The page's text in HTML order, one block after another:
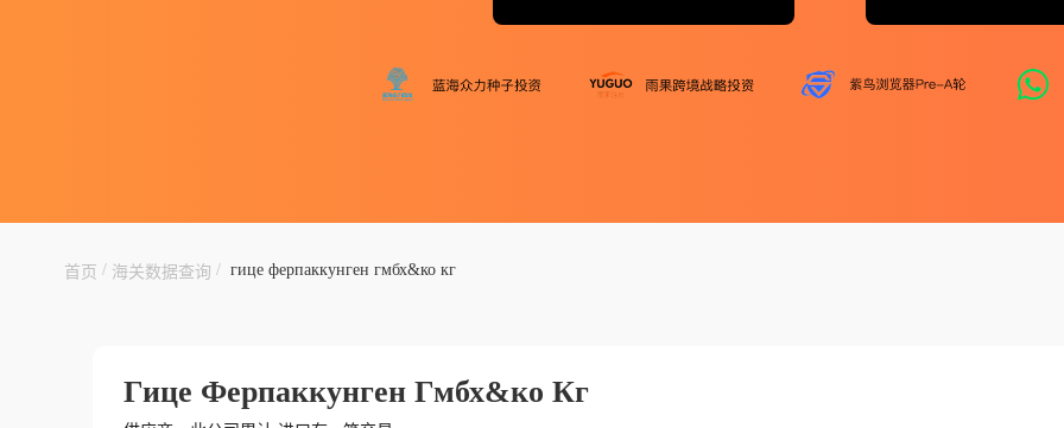
首页 / 海关数据查询 / гице ферпаккунген гмбх&ко кг
Гице Ферпаккунген Гмбх&ко Кг